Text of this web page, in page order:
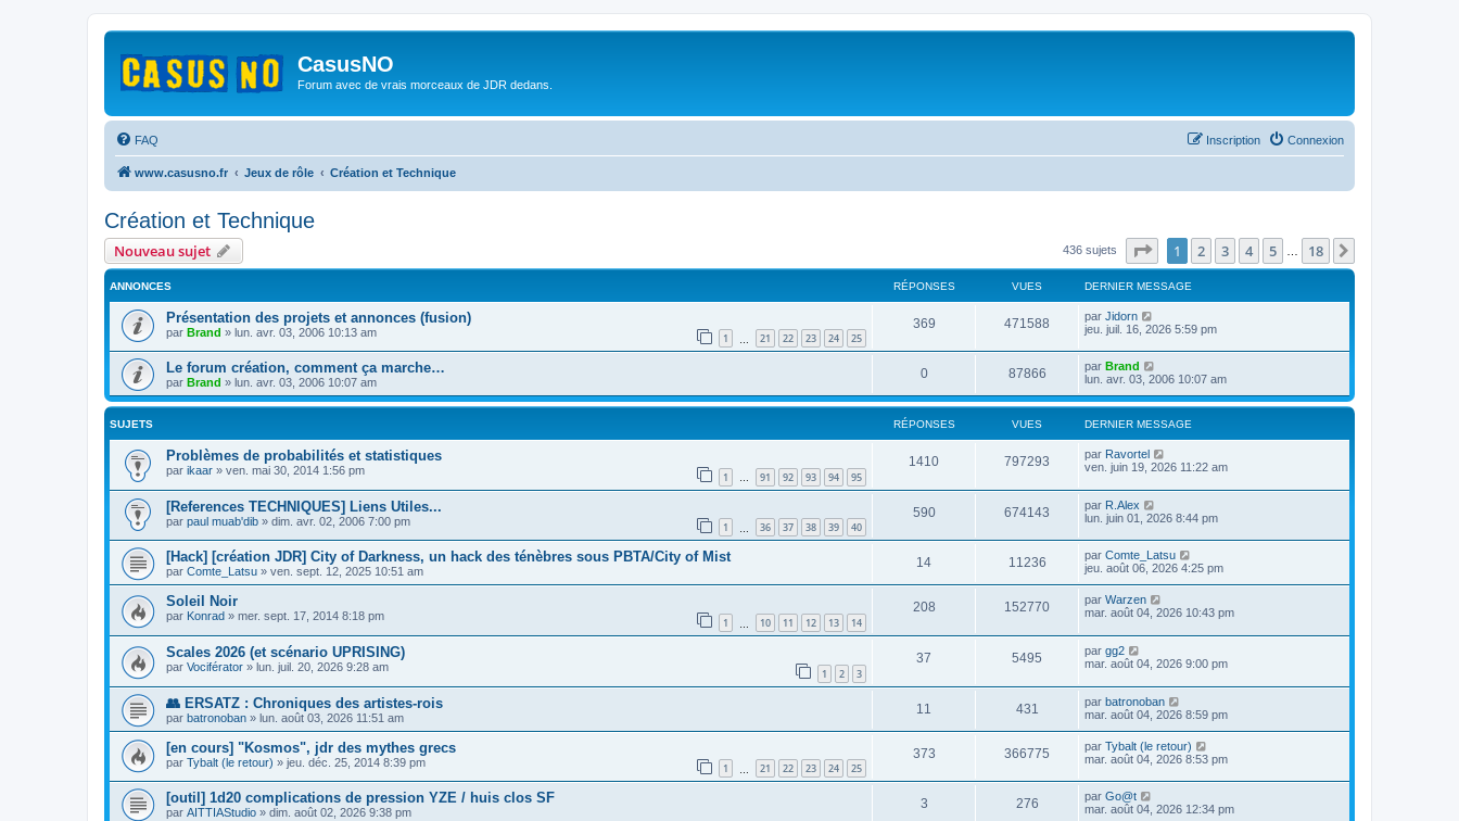
CasusNO
Forum avec de vrais morceaux de JDR dedans.
FAQ Connexion
Inscription
www.casusno.fr Jeux de rôle Création et Technique
Création et Technique
Nouveau sujet 436 sujets Page sur18
1 2 3 4 5 18
ANNONCES RÉPONSES VUES DERNIER MESSAGE
Présentation des projets et annonces (fusion)
par Brand » lun. avr. 03, 2006 10:13 am 1 21 22 23 24 25
369 471588 par Jidorn
jeu. juil. 16, 2026 5:59 pm
Le forum création, comment ça marche…
par Brand » lun. avr. 03, 2006 10:07 am
0 87866 par Brand
lun. avr. 03, 2006 10:07 am
SUJETS RÉPONSES VUES DERNIER MESSAGE
Problèmes de probabilités et statistiques
par ikaar » ven. mai 30, 2014 1:56 pm 1 … 91 92 93 94 95
1410 797293 par Ravortel
ven. juin 19, 2026 11:22 am
[References TECHNIQUES] Liens Utiles...
par paul muab'dib » dim. avr. 02, 2006 7:00 pm 1 36 37 38 39 40
590 674143 par R.Alex
lun. juin 01, 2026 8:44 pm
[Hack] [création JDR] City of Darkness, un hack des ténèbres sous PBTA/City of Mist
par Comte_Latsu » ven. sept. 12, 2025 10:51 am
14 11236 par Comte_Latsu
jeu. août 06, 2026 4:25 pm
Soleil Noir
par Konrad » mer. sept. 17, 2014 8:18 pm 1 10 11 12 13 14
208 152770 par Warzen
mar. août 04, 2026 10:43 pm
Scales 2026 (et scénario UPRISING)
par Vociférator » lun. juil. 20, 2026 9:28 am 1 2 3
37 5495 par gg2
mar. août 04, 2026 9:00 pm
👥 ERSATZ : Chroniques des artistes-rois
par batronoban » lun. août 03, 2026 11:51 am
11 431 par batronoban
mar. août 04, 2026 8:59 pm
[en cours] "Kosmos", jdr des mythes grecs
par Tybalt (le retour) » jeu. déc. 25, 2014 8:39 pm 1 21 22 23 24 25
373 366775 par Tybalt (le retour)
mar. août 04, 2026 8:53 pm
[outil] 1d20 complications de pression YZE / huis clos SF
par AITTIAStudio » dim. août 02, 2026 9:38 pm
3 276 par Go@t
mar. août 04, 2026 12:34 pm